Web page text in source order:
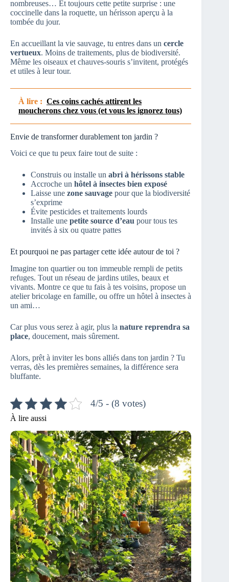
nombreuses… Et toujours cette petite surprise : une
coccinelle dans la roquette, un hérisson aperçu à la
tombée du jour.
En accueillant la vie sauvage, tu entres dans un cercle
vertueux. Moins de traitements, plus de biodiversité.
Même les oiseaux et chauves-souris s’invitent, protégés
et utiles à leur tour.
À lire : Ces coins cachés attirent les
moucherons chez vous (et vous les ignorez tous)
Envie de transformer durablement ton jardin ?
Voici ce que tu peux faire tout de suite :
Construis ou installe un abri à hérissons stable
Accroche un hôtel à insectes bien exposé
Laisse une zone sauvage pour que la biodiversité
s’exprime
Évite pesticides et traitements lourds
Installe une petite source d’eau pour tous tes
invités à six ou quatre pattes
Et pourquoi ne pas partager cette idée autour de toi ?
Imagine ton quartier ou ton immeuble rempli de petits
refuges. Tout un réseau de jardins utiles, beaux et
vivants. Montre ce que tu fais à tes voisins, propose un
atelier bricolage en famille, ou offre un hôtel à insectes à
un ami…
Car plus vous serez à agir, plus la nature reprendra sa
place, doucement, mais sûrement.
Alors, prêt à inviter les bons alliés dans ton jardin ? Tu
verras, dès les premières semaines, la différence sera
bluffante.
4/5 - (8 votes)
À lire aussi